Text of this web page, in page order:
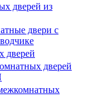
дверей из
двери с
дверей
дверей